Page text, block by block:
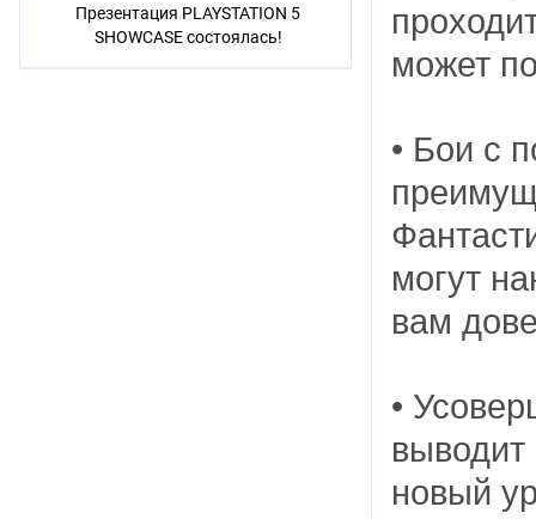
может
• Бои с
могут
вам
•
новый
Презентация PLAYSTATION 5
SHOWCASE состоялась!